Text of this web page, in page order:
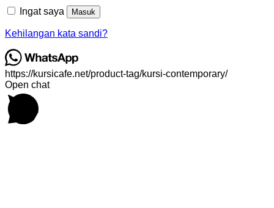
Ingat saya Masuk
Kehilangan kata sandi?
https://kursicafe.net/product-tag/kursi-contemporary/
Open chat